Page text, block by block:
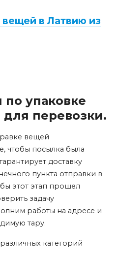
в Латвию из
упаковке
перевозки.
вещей
чтобы посылка была
доставку
пункта отправки в
этот этап прошел
задачу
работы на адресе и
тару.
категорий